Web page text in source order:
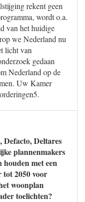
rekent geen
wordt o.a.
van het huidige
we Nederland nu
licht van
gedaan
Nederland op de
Uw Kamer
Defacto, Deltares
plannenmakers
houden met een
tot 2050 voor
woonplan
toelichten?